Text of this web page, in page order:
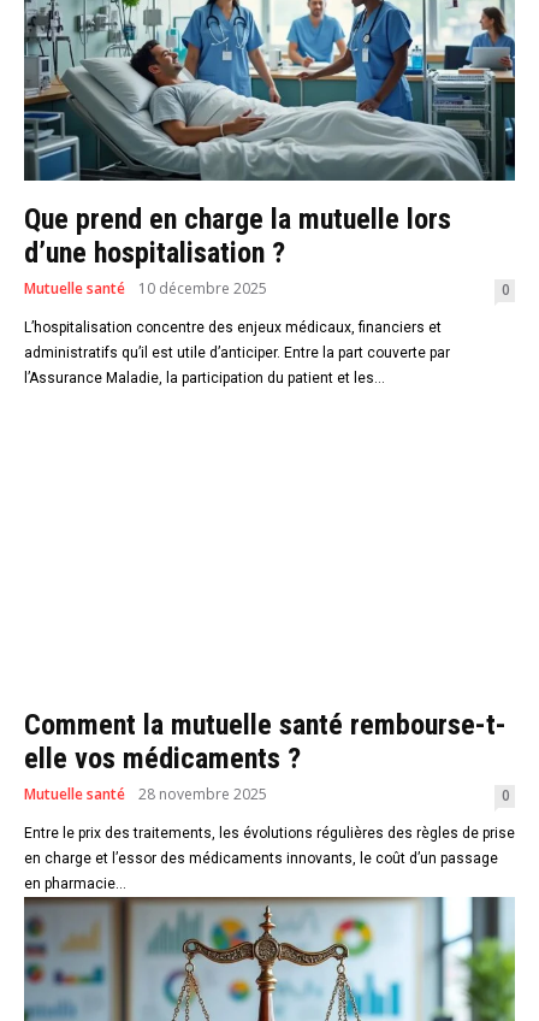
Que prend en charge la mutuelle lors
d’une hospitalisation ?
Mutuelle santé 10 décembre 2025 0
L’hospitalisation concentre des enjeux médicaux, financiers et
administratifs qu’il est utile d’anticiper. Entre la part couverte par
l’Assurance Maladie, la participation du patient et les...
Comment la mutuelle santé rembourse-t-
elle vos médicaments ?
Mutuelle santé 28 novembre 2025 0
Entre le prix des traitements, les évolutions régulières des règles de prise
en charge et l’essor des médicaments innovants, le coût d’un passage
en pharmacie...